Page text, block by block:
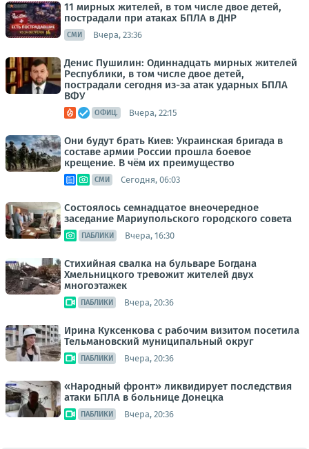
11 мирных жителей, в том числе двое детей,
пострадали при атаках БПЛА в ДНР
СМИ Вчера, 23:36
Денис Пушилин: Одиннадцать мирных жителей
Республики, в том числе двое детей,
пострадали сегодня из-за атак ударных БПЛА
ВФУ
ОФИЦ. Вчера, 22:15
Они будут брать Киев: Украинская бригада в
составе армии России прошла боевое
крещение. В чём их преимущество
СМИ Сегодня, 06:03
Состоялось семнадцатое внеочередное
заседание Мариупольского городского совета
ПАБЛИКИ Вчера, 16:30
Стихийная свалка на бульваре Богдана
Хмельницкого тревожит жителей двух
многоэтажек
ПАБЛИКИ Вчера, 20:36
Ирина Куксенкова с рабочим визитом посетила
Тельмановский муниципальный округ
ПАБЛИКИ Вчера, 20:36
«Народный фронт» ликвидирует последствия
атаки БПЛА в больнице Донецка
ПАБЛИКИ Вчера, 20:36